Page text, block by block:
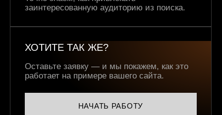
заинтересованную аудиторию из поиска.
ХОТИТЕ ТАК ЖЕ?
Оставьте заявку — и мы покажем, как это
работает на примере вашего сайта.
НАЧАТЬ РАБОТУ